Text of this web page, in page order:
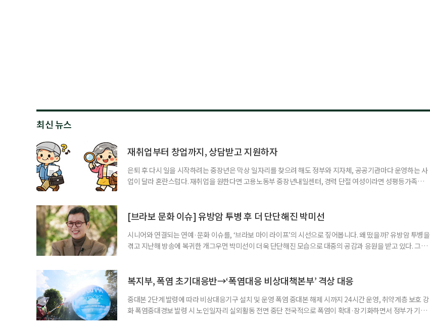
최신 뉴스
재취업부터 창업까지, 상담받고 지원하자
은퇴 후 다시 일을 시작하려는 중장년은 막상 일자리를 찾으려 해도 정부와 지자체, 공공기관마다 운영하는 사
업이 달라 혼란스럽다. 재취업을 원한다면 고용노동부 중장년내일센터, 경력 단절 여성이라면 성평등가족부
준비부터 구직 수당까지 고용노동부 국민취업지원제도 구직활동이 쉽지 않은 사람을 위한 제도다. 개인별 취
업 지원 계획을 세
[브라보 문화 이슈] 유방암 투병 후 더 단단해진 박미선
시니어와 연결되는 연예·문화 이슈를, ‘브라보 마이 라이프’의 시선으로 짚어봅니다. 왜 떴을까? 유방암 투병을
겪고 지난해 방송에 복귀한 개그우먼 박미선이 더욱 단단해진 모습으로 대중의 공감과 응원을 받고 있다. 그러
까. 오랜 방송 생활 뒤 전해진 투병 소식 박미선은 재치 있는 말솜씨와 공감 능력으로
복지부, 폭염 초기대응반→‘폭염대응 비상대책본부’ 격상 대응
중대본 2단계 발령에 따라 비상대응기구 설치 및 운영 폭염 중대본 해제 시까지 24시간 운영, 취약계층 보호 강
화 폭염중대경보 발령 시 노인일자리 실외활동 전면 중단 전국적으로 폭염이 확대·장기화하면서 정부가 기존